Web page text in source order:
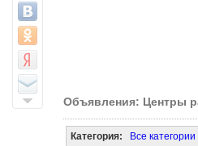
Объявления: Центры
Категория: Все категории